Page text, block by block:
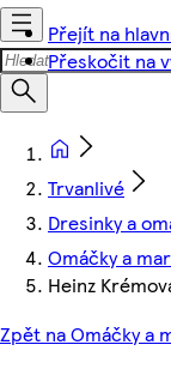
Přejít na
Přeskočit na
Trvanlivé
Dresinky a
Omáčky a
Heinz
Zpět na Omáčky a